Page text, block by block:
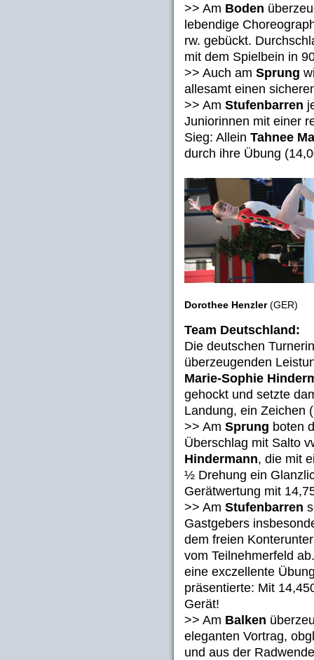
>> Am Boden
lebendige
rw. gebückt.
mit dem Spielbein in
>> Auch am Sprung
allesamt einen
>> Am Stufenbarren
Juniorinnen mit einer
Sieg: Allein Tahnee
durch ihre Übung
Dorothee Henzler(GER)
Team Deutschland:
Die deutschen
überzeugenden
Marie-Sophie
gehockt und setzte
Landung, ein Zeichen
>> Am Sprung boten
Überschlag mit Salto
Hindermann, die mit
½ Drehung ein
Gerätwertung mit
>> Am Stufenbarren
Gastgebers
dem freien
vom Teilnehmerfeld
eine exczellente
präsentierte: Mit
Gerät!
>> Am Balken
eleganten Vortrag,
und aus der